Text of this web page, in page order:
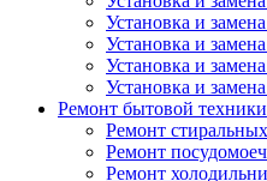
Установка и
Установка и
Установка и
Установка и
Ремонт бытовой техники
Ремонт
Ремонт
Ремонт